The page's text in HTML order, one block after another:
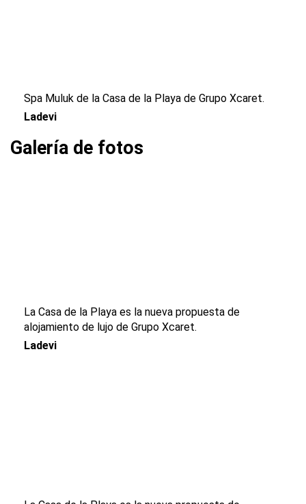
Spa Muluk de la Casa de la Playa de Grupo Xcaret.
Ladevi
Galería de fotos
La Casa de la Playa es la nueva propuesta de
alojamiento de lujo de Grupo Xcaret.
Ladevi